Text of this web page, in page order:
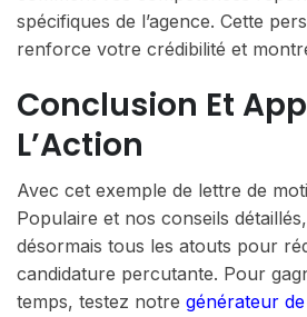
spécifiques de l’agence. Cette
renforce votre crédibilité et
Conclusion Et
L’Action
Avec cet exemple de lettre de
Populaire et nos conseils
désormais tous les atouts pour
candidature percutante. Pour
temps, testez notre générateur